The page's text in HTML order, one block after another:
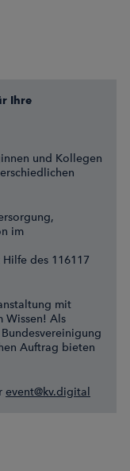
Ihre
und Kollegen
im
des 116117
mit
Wissen! Als
Auftrag bieten
event@kv.digital